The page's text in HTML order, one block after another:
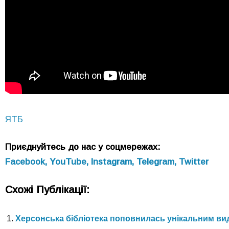
ЯТБ
Приєднуйтесь до нас у соцмережах:
Facebook, YouTube, Instagram, Telegram, Twitter
Схожі Публікації:
Херсонська бібліотека поповнилась унікальним